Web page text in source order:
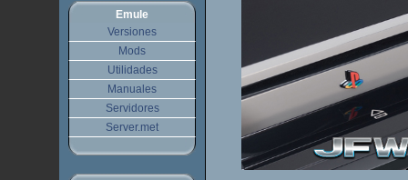
Emule
Versiones
Mods
Utilidades
Manuales
Servidores
Server.met